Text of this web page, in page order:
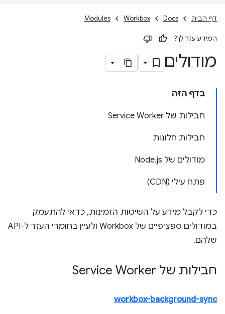
דף הבית Docs
Workbox
Modules
המידע עזר לך?
מודולים
בדף הזה
חבילות של Service Worker
חבילות חלונות
מודולים של Node .js
פתח עילי (CDN)
כדי לקבל מידע על השיטות הזמינות, כדאי להתעמק
במודולים ספציפיים של Workbox ולעיין בחומרי העזר ל-API
שלהם.
חבילות של Service Worker
workbox-background-sync